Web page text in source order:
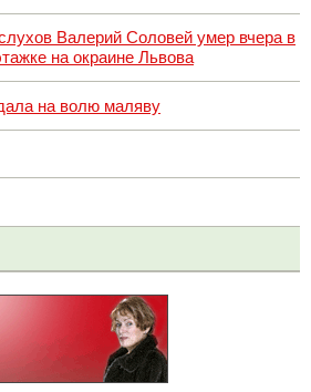
Валерий Соловей умер вчера в
на окраине Львова
на волю маляву